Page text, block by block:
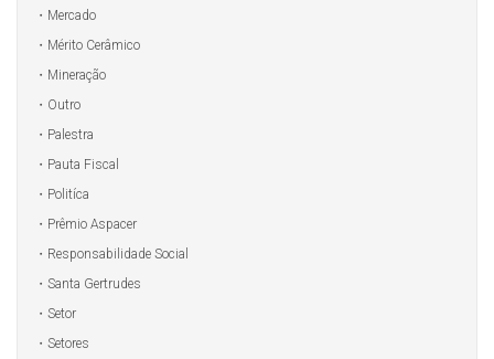
Mercado
Mérito Cerâmico
Mineração
Outro
Palestra
Pauta Fiscal
Politíca
Prêmio Aspacer
Responsabilidade Social
Santa Gertrudes
Setor
Setores